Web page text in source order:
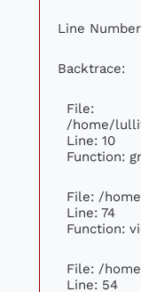
Line
Backtrace:
File:
/home/
Line: 10
Function:
File: /
Line: 74
Function:
File: /
Line: 54